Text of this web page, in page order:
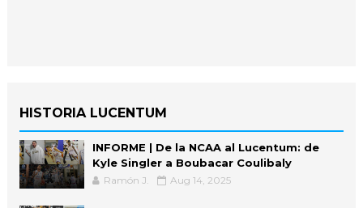
HISTORIA LUCENTUM
INFORME | De la NCAA al Lucentum: de
Kyle Singler a Boubacar Coulibaly
Ramón J. Aug 14, 2025